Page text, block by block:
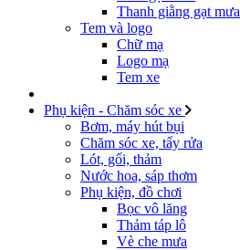
Thanh giằng gạt mưa
Tem và logo
Chữ mạ
Logo mạ
Tem xe
Phụ kiện - Chăm sóc xe
Bơm, máy hút bụi
Chăm sóc xe, tẩy rửa
Lót, gối, thảm
Nước hoa, sáp thơm
Phụ kiện, đồ chơi
Bọc vô lăng
Thảm táp lô
Vè che mưa